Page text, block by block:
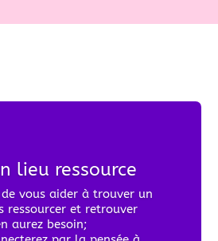
lieu ressource
vous aider à trouver un
ressourcer et retrouver
aurez besoin;